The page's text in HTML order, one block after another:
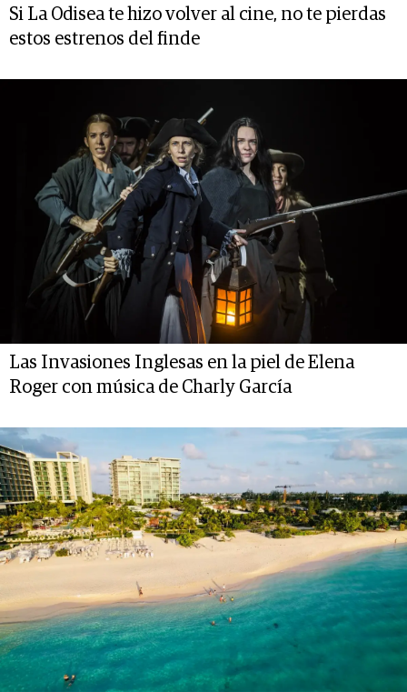
Si La Odisea te hizo volver al cine, no te pierdas
estos estrenos del finde
Las Invasiones Inglesas en la piel de Elena
Roger con música de Charly García